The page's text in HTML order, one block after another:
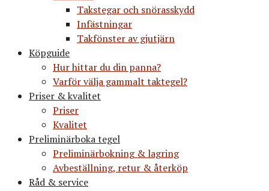
Takstegar och snörasskydd
Infästningar
Takfönster av gjutjärn
Köpguide
Hur hittar du din panna?
Varför välja gammalt taktegel?
Priser & kvalitet
Priser
Kvalitet
Preliminärboka tegel
Preliminärbokning & lagring
Avbeställning, retur & återköp
Råd & service